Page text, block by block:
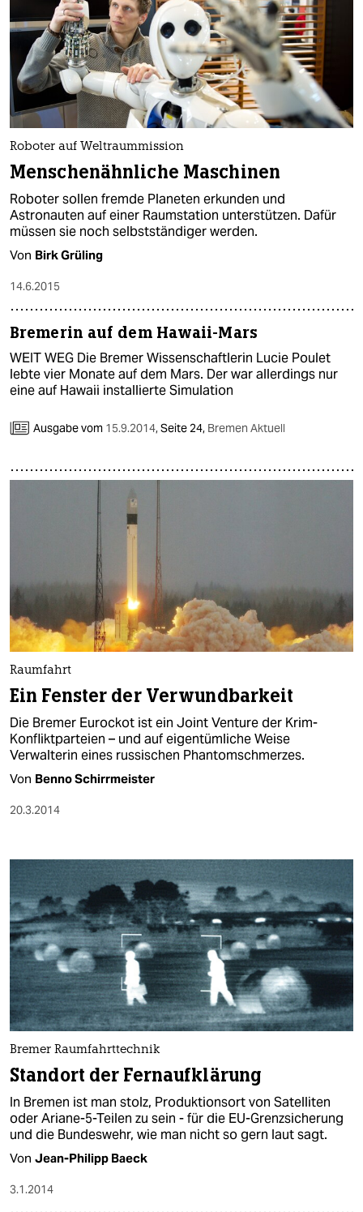
Roboter auf Weltraummission
Menschenähnliche Maschinen
Roboter sollen fremde Planeten erkunden und
Astronauten auf einer Raumstation unterstützen. Dafür
müssen sie noch selbstständiger werden.
Von Birk Grüling
14.6.2015
Bremerin auf dem Hawaii-Mars
WEIT WEG Die Bremer Wissenschaftlerin Lucie Poulet
lebte vier Monate auf dem Mars. Der war allerdings nur
eine auf Hawaii installierte Simulation
Ausgabe vom 15.9.2014,Seite 24, Bremen Aktuell
Raumfahrt
Ein Fenster der Verwundbarkeit
Die Bremer Eurockot ist ein Joint Venture der Krim-
Konfliktparteien – und auf eigentümliche Weise
Verwalterin eines russischen Phantomschmerzes.
Von Benno Schirrmeister
20.3.2014
Bremer Raumfahrttechnik
Standort der Fernaufklärung
In Bremen ist man stolz, Produktionsort von Satelliten
oder Ariane-5-Teilen zu sein - für die EU-Grenzsicherung
und die Bundeswehr, wie man nicht so gern laut sagt.
Von Jean-Philipp Baeck
3.1.2014